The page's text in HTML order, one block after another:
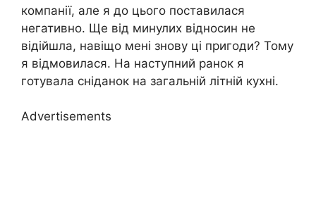
компанії, але я до цього поставилася
негативно. Ще від минулих відносин не
відійшла, навіщо мені знову ці пригоди? Тому
я відмовилася. На наступний ранок я
готувала сніданок на загальній літній кухні.
Advertisements